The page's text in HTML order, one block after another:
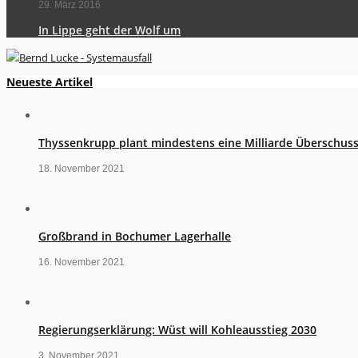
29. März 2016
In Lippe geht der Wolf um
Neueste Artikel
Thyssenkrupp plant mindestens eine Milliarde Überschuss
18. November 2021
Großbrand in Bochumer Lagerhalle
16. November 2021
Regierungserklärung: Wüst will Kohleausstieg 2030